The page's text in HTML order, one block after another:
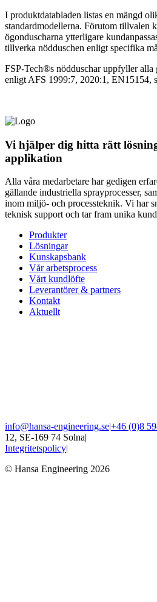
I produktdatabladen listas en mängd
standardmodellerna. Förutom tillvalen
ögonduscharna ytterligare
tillverka nödduschen enligt specifika
FSP-Tech®s nödduschar uppfyller alla
enligt AFS 1999:7, 2020:1, EN15154,
Vi hjälper dig hitta rätt
applikation
Alla våra medarbetare har gedigen
gällande industriella sprayprocesser,
inom miljö- och processteknik. Vi har
teknisk support och tar fram unika
Produkter
Lösningar
Kunskapsbank
Vår arbetsprocess
Vårt kundlöfte
Leverantörer & partners
Kontakt
Aktuellt
info@hansa-engineering.se|+46 (0)8
12, SE-169 74 Solna|
Integritetspolicy|
© Hansa Engineering 2026